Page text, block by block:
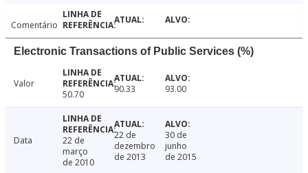
Comentário
Electronic Transactions of Public Services (%)
Valor
50.70
90.33 93.00
Data
22 de
março
de 2010
22 de
dezembro
de 2013
30 de
junho
de 2015